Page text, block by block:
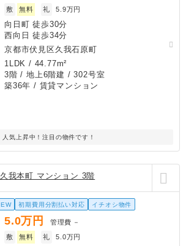
敷
無料 礼 5.9万円
向日町 徒歩30分
西向日 徒歩34分
京都市伏見区久我石原町
1LDK / 44.77m²
3階 / 地上6階建 / 302号室
築36年 / 賃貸マンション
人気上昇中！注目の物件です！
我本町 マンション 3階
初期費用分割払い対応 イチオシ物件
5.0万円 管理費 －
敷
無料 礼 5.0万円